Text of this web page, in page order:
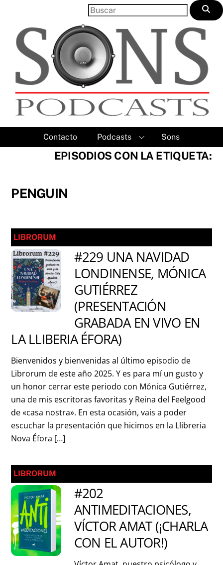
content
Contacto Podcasts Sons
EPISODIOS CON LA ETIQUETA:
PENGUIN
LIBRORUM
#229 UNA NAVIDAD
LONDINENSE, MÓNICA
GUTIÉRREZ
(PRESENTACIÓN
GRABADA EN VIVO EN
LA LLIBERIA ÉFORA)
Bienvenidos y bienvenidas al último episodio de
Librorum de este año 2025. Y es para mí un gusto y
un honor cerrar este periodo con Mónica Gutiérrez,
una de mis escritoras favoritas y Reina del Feelgood
de «casa nostra». En esta ocasión, vais a poder
escuchar la presentación que hicimos en la Llibreria
Nova Éfora […]
LIBRORUM
#202
ANTIMEDITACIONES,
VÍCTOR AMAT (¡CHARLA
CON EL AUTOR!)